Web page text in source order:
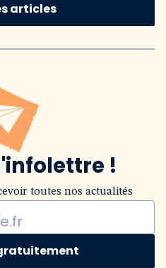
articles
!
toutes nos actualités